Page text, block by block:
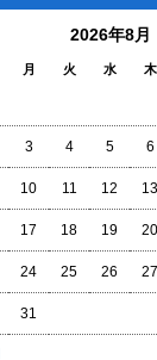
2026年8月
月 火 水 木
3 4 5 6
10 11 12 13
17 18 19 20
24 25 26 27
31